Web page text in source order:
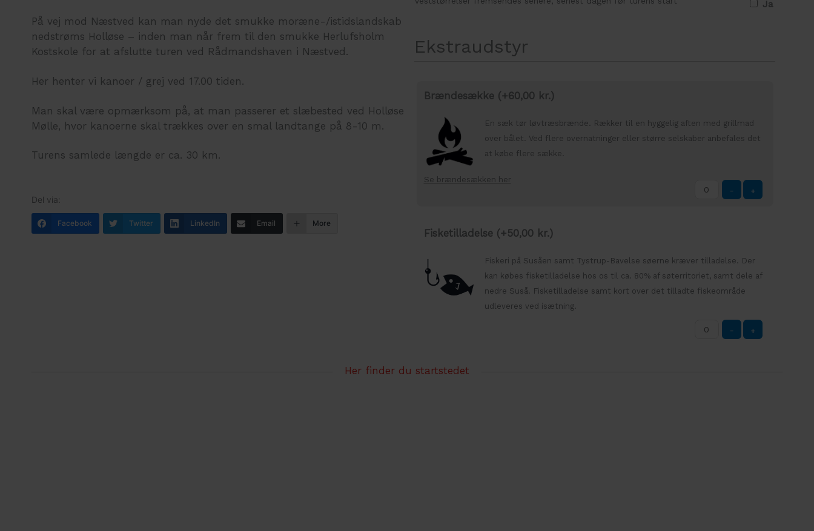
På vej mod Næstved kan man nyde det smukke moræne-/istidslandskab
nedstrøms Holløse – inden man når frem til den smukke Herlufsholm
Kostskole for at afslutte turen ved Rådmandshaven i Næstved.
Her henter vi kanoer / grej ved 17.00 tiden.
Man skal være opmærksom på, at man passerer et slæbested ved Holløse
Mølle, hvor kanoerne skal trækkes over en smal landtange på 8-10 m.
Turens samlede længde er ca. 30 km.
Facebook Twitter LinkedIn Email More
Ja
Ekstraudstyr
Brændesække (+60,00 kr.)
En sæk tør løvtræsbrænde. Rækker til en hyggelig aften med grillmad
over bålet. Ved flere overnatninger eller større selskaber anbefales det
at købe flere sække.
Se brændesækken her
- +
Fisketilladelse (+50,00 kr.)
Fiskeri på Susåen samt Tystrup-Bavelse søerne kræver tilladelse. Der
kan købes fisketilladelse hos os til ca. 80% af søterritoriet, samt dele af
nedre Suså. Fisketilladelse samt kort over det tilladte fiskeområde
udleveres ved isætning.
- +
Her finder du startstedet